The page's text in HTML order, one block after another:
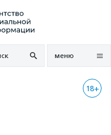
меню
18+